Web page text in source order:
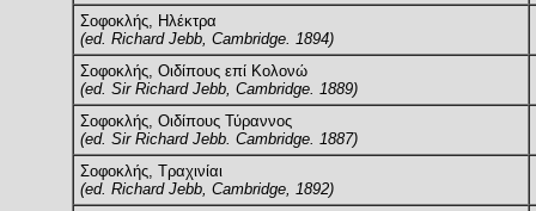
Σοφοκλής, Ηλέκτρα
(ed. Richard Jebb, Cambridge. 1894)
Σοφοκλής, Οιδίπους επί Κολονώ
(ed. Sir Richard Jebb, Cambridge. 1889)
Σοφοκλής, Οιδίπους Τύραννος
(ed. Sir Richard Jebb. Cambridge. 1887)
Σοφοκλής, Τραχινίαι
(ed. Richard Jebb, Cambridge, 1892)